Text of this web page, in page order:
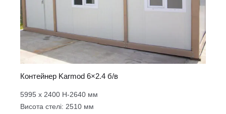
Контейнер Karmod 6×2.4 б/в
5995 х 2400 Н-2640 мм
Висота стелі: 2510 мм